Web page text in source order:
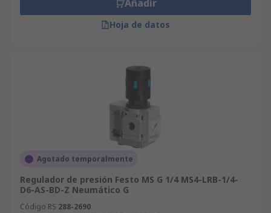
Añadir
Hoja de datos
Agotado temporalmente
Regulador de presión Festo MS G 1/4 MS4-LRB-1/4-
D6-AS-BD-Z Neumático G
Código RS 288-2690